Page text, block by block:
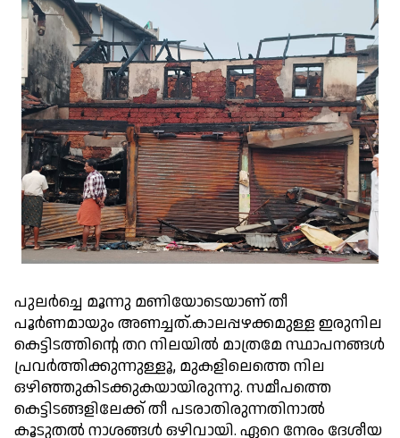
പുലർച്ചെ മൂന്നു മണിയോടെയാണ് തീ
പൂർണമായും അണച്ചത്.കാലപ്പഴക്കമുള്ള ഇരുനില
കെട്ടിടത്തിന്റെ തറ നിലയിൽ മാത്രമേ സ്ഥാപനങ്ങൾ
പ്രവർത്തിക്കുന്നുള്ളൂ, മുകളിലെത്തെ നില
ഒഴിഞ്ഞുകിടക്കുകയായിരുന്നു. സമീപത്തെ
കെട്ടിടങ്ങളിലേക്ക് തീ പടരാതിരുന്നതിനാൽ
കൂടുതൽ നാശങ്ങൾ ഒഴിവായി. ഏറെ നേരം ദേശീയ